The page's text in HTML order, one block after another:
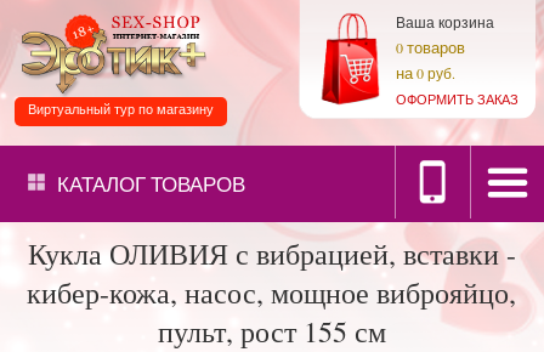
Ваша корзина
0товаров
на0 руб.
ОФОРМИТЬ ЗАКАЗ
Виртуальный тур по магазину
КАТАЛОГТОВАРОВ
Кукла ОЛИВИЯ с вибрацией, вставки -
кибер-кожа, насос, мощное виброяйцо,
пульт, рост 155 см